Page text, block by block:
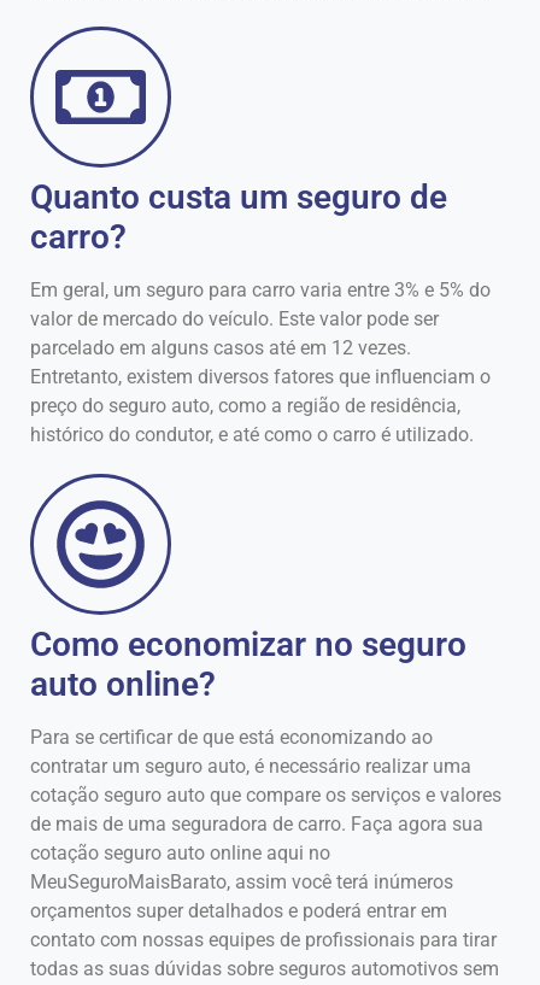
Quanto custa um seguro de
carro?
Em geral, um seguro para carro varia entre 3% e 5% do
valor de mercado do veículo. Este valor pode ser
parcelado em alguns casos até em 12 vezes.
Entretanto, existem diversos fatores que influenciam o
preço do seguro auto, como a região de residência,
histórico do condutor, e até como o carro é utilizado.
Como economizar no seguro
auto online?
Para se certificar de que está economizando ao
contratar um seguro auto, é necessário realizar uma
cotação seguro auto que compare os serviços e valores
de mais de uma seguradora de carro. Faça agora sua
cotação seguro auto online aqui no
MeuSeguroMaisBarato, assim você terá inúmeros
orçamentos super detalhados e poderá entrar em
contato com nossas equipes de profissionais para tirar
todas as suas dúvidas sobre seguros automotivos sem